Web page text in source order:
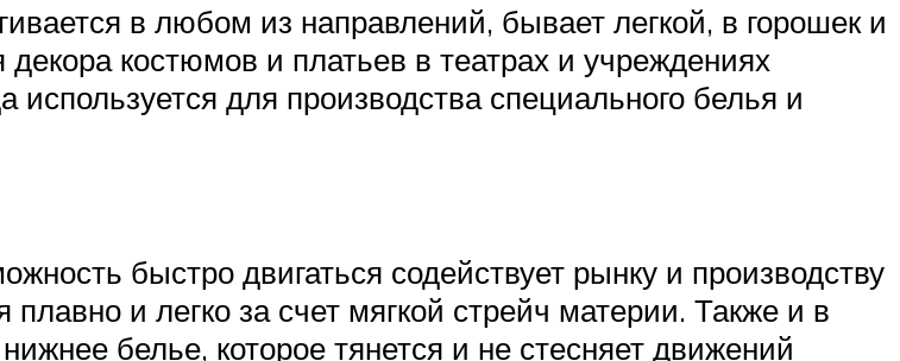
в любом из направлений, бывает легкой, в горошек и
костюмов и платьев в театрах и учреждениях
используется для производства специального белья и
быстро двигаться содействует рынку и производству
и легко за счет мягкой стрейч материи. Также и в
белье, которое тянется и не стесняет движений